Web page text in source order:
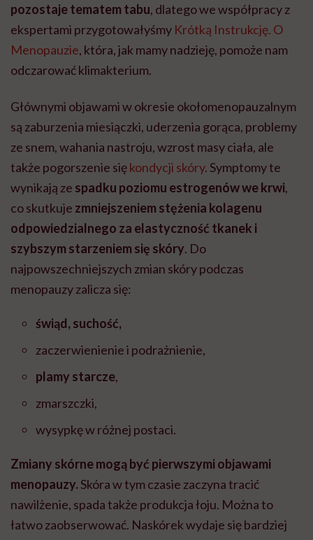
pozostaje tematem tabu, dlatego we współpracy z
ekspertami przygotowałyśmy Krótką Instrukcję. O
Menopauzie, która, jak mamy nadzieję, pomoże nam
odczarować klimakterium.
Głównymi objawami w okresie okołomenopauzalnym
są zaburzenia miesiączki, uderzenia gorąca, problemy
ze snem, wahania nastroju, wzrost masy ciała, ale
także pogorszenie siękondycji skóry. Symptomy te
wynikają ze spadku poziomu estrogenów we krwi,
co skutkuje zmniejszeniem stężenia kolagenu
odpowiedzialnego za elastyczność tkanek i
szybszym starzeniem się skóry. Do
najpowszechniejszych zmian skóry podczas
menopauzy zalicza się:
świąd, suchość,
zaczerwienienie i podrażnienie,
plamy starcze,
zmarszczki,
wysypkę w różnej postaci.
Zmiany skórne mogą być pierwszymi objawami
menopauzy.Skóra w tym czasie zaczyna tracić
nawilżenie, spada także produkcja łoju. Można to
łatwo zaobserwować. Naskórek wydaje się bardziej